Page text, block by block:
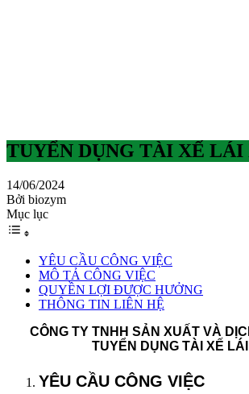
TUYỂN DỤNG TÀI XẾ LÁI
14/06/2024
Bởi biozym
Mục lục
YÊU CẦU CÔNG VIỆC
MÔ TẢ CÔNG VIỆC
QUYỀN LỢI ĐƯỢC HƯỞNG
THÔNG TIN LIÊN HỆ
CÔNG TY TNHH SẢN XUẤT VÀ
TUYỂN DỤNG TÀI XẾ
YÊU CẦU CÔNG VIỆC